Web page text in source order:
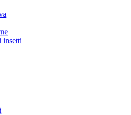
insetti